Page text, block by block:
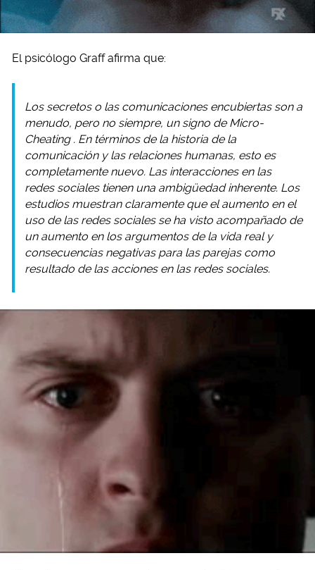
El psicólogo Graff afirma que:
Los secretos o las comunicaciones encubiertas son a
menudo, pero no siempre, un signo de Micro-
Cheating . En términos de la historia de la
comunicación y las relaciones humanas, esto es
completamente nuevo. Las interacciones en las
redes sociales tienen una ambigüedad inherente. Los
estudios muestran claramente que el aumento en el
uso de las redes sociales se ha visto acompañado de
un aumento en los argumentos de la vida real y
consecuencias negativas para las parejas como
resultado de las acciones en las redes sociales.